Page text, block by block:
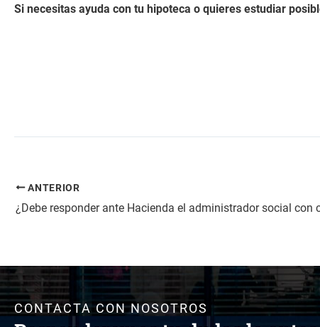
Si necesitas ayuda con tu hipoteca o quieres estudiar
ANTERIOR
CONTACTA CON NOSOTROS